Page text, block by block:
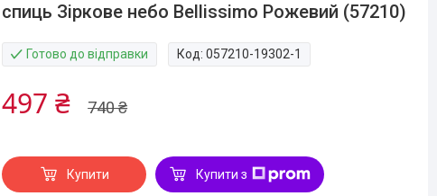
спиць Зіркове небо Bellissimo Рожевий (57210)
Готово до відправки Код:057210-19302-1
740 ₴
497 ₴
Купити Купити з